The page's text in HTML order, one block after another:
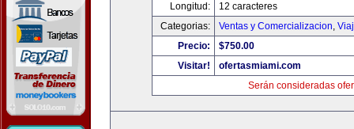
Longitud:
12 caracteres
Categorias:
Ventas y Comercializacion,
Precio:
$750.00
Visitar!
ofertasmiami.com
Serán consideradas